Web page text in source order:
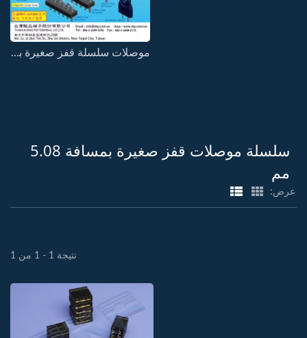
موصلات سلسلة قفز صغيرة بمسافة 1.27 ~ 7.50 مم
سلسلة موصلات قفز صغيرة بمسافة 5.08
مم
عرض:
نتيجة 1 - 1 من 1